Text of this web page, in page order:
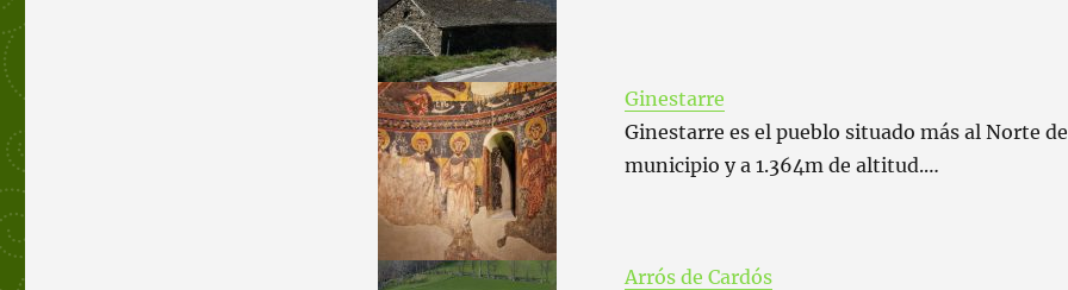
Ginestarre
Ginestarre es el pueblo situado más al Norte
municipio y a 1.364m de altitud.…
Arrós de Cardós